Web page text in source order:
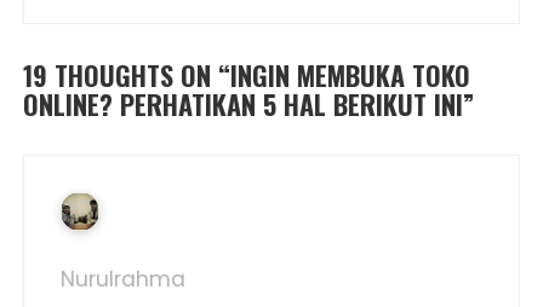
19 THOUGHTS ON “INGIN MEMBUKA TOKO
ONLINE? PERHATIKAN 5 HAL BERIKUT INI”
Nurulrahma